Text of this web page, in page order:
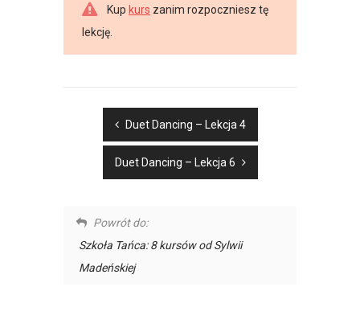
Kup kurs zanim rozpoczniesz tę
lekcję.
Duet Dancing – Lekcja 4
Duet Dancing – Lekcja 6
Powrót do:
Szkoła Tańca: 8 kursów od Sylwii
Madeńskiej